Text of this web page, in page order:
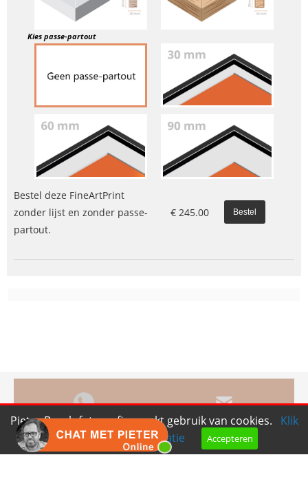
Kies passe-partout
Bestel deze FineArtPrint
zonder lijst en zonder passe-
partout.
€ 245.00
Bel ons Mail ons
Pieter Bosch fotografie maakt gebruik van cookies.
Klik
hier voor meer informatie
Accepteren